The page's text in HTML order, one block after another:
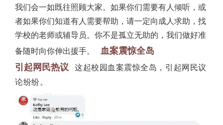
我们会一如既往照顾大家。如果你们需要有人倾听，或
者如果你们知道有人需要帮助，请一定向成人求助，找
学校的老师或辅导员。你不是孤立无助的，我们做好准
备随时向你伸出援手。
血案震惊全岛
引起网民热议
这起校园血案震惊全岛，引起网民议
论纷纷。